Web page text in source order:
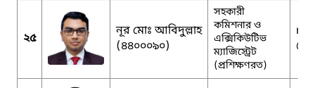
২৫
নূর মোঃ আবিদুল্লাহ
(৪৪০০০৯০)
সহকারী
কমিশনার ও
এক্সিকিউটিভ
ম্যাজিস্ট্রেট
(প্রশিক্ষণরত)